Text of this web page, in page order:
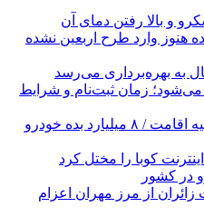
و بالا رفتن دمای آن
شده هنوز وارد طرح اربعین نشده
به بهره‌برداری می‌رسد
زمان ثبت‌نام و شرایط
کاسبی خارج‌نشین‌ها با سهمیه اقامت / ۸ میلیارد بده خودرو
کوبا را مختل کرد
زائران از مرز مهران اعزام